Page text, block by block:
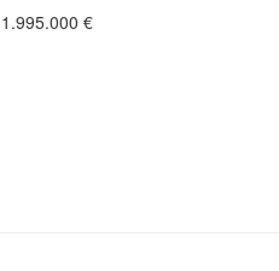
1.995.000 €